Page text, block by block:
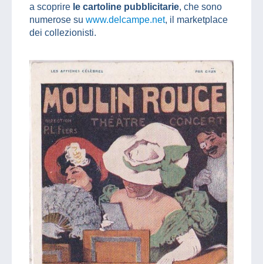
a scoprire le cartoline pubblicitarie, che sono
numerose su www.delcampe.net, il marketplace
dei collezionisti.